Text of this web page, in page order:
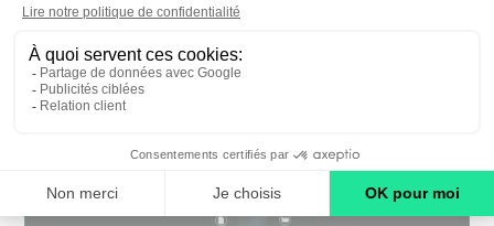
configurable
Formulaires dynamiques, catégories et
approbations configurés selon vos processus.